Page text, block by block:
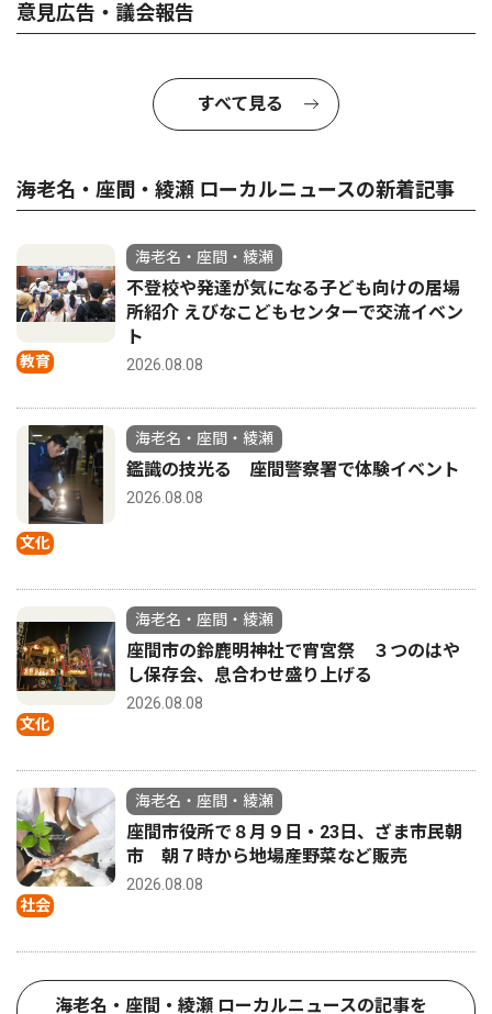
意見広告・議会報告
すべて見る
海老名・座間・綾瀬 ローカルニュースの新着記事
教育
海老名・座間・綾瀬
不登校や発達が気になる子ども向けの居場
所紹介 えびなこどもセンターで交流イベン
ト
2026.08.08
文化
海老名・座間・綾瀬
鑑識の技光る 座間警察署で体験イベント
2026.08.08
文化
海老名・座間・綾瀬
座間市の鈴鹿明神社で宵宮祭 ３つのはや
し保存会、息合わせ盛り上げる
2026.08.08
社会
海老名・座間・綾瀬
座間市役所で８月９日・23日、ざま市民朝
市 朝７時から地場産野菜など販売
2026.08.08
海老名・座間・綾瀬 ローカルニュースの記事を